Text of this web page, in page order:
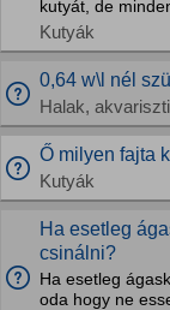
kutyát, de
Kutyák
0,64 w\l nél
Halak,
Ő milyen fajta
Kutyák
Ha esetleg
csinálni?
Ha esetleg
oda hogy ne